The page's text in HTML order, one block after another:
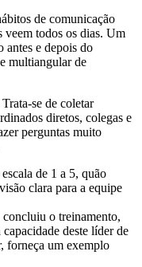
de comunicação
veem todos os dias. Um
antes e depois do
multiangular de
se de coletar
diretos, colegas e
perguntas muito
de 1 a 5, quão
clara para a equipe
concluiu o treinamento,
deste líder de
forneça um exemplo